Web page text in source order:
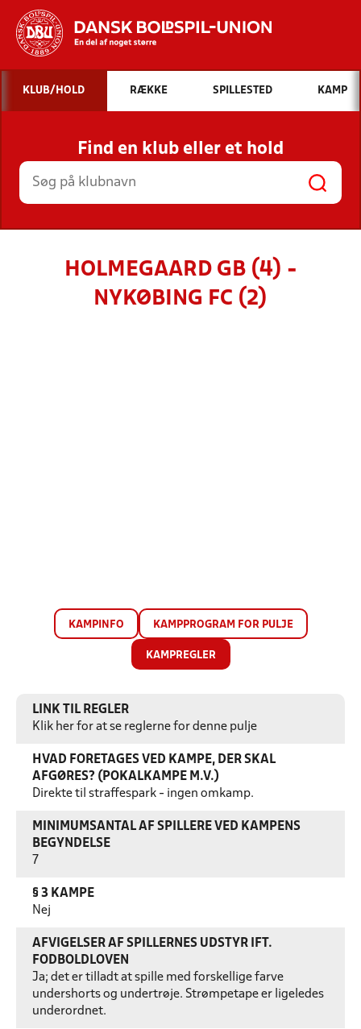
Hvad vil du søge efter?
INDHOLD OG NYHEDER
STILLINGER, RESULTATER, KLUBBER OG
HOLD
KLUB/HOLD RÆKKE SPILLESTED KAMP
Find en klub eller et hold
HOLMEGAARD GB (4) -
NYKØBING FC (2)
KAMPINFO KAMPPROGRAM FOR PULJE
KAMPREGLER
LINK TIL REGLER
Klik her for at se reglerne for denne pulje
HVAD FORETAGES VED KAMPE, DER SKAL
AFGØRES? (POKALKAMPE M.V.)
Direkte til straffespark - ingen omkamp.
MINIMUMSANTAL AF SPILLERE VED KAMPENS
BEGYNDELSE
7
§ 3 KAMPE
Nej
AFVIGELSER AF SPILLERNES UDSTYR IFT.
FODBOLDLOVEN
Ja; det er tilladt at spille med forskellige farve
undershorts og undertrøje. Strømpetape er ligeledes
underordnet.